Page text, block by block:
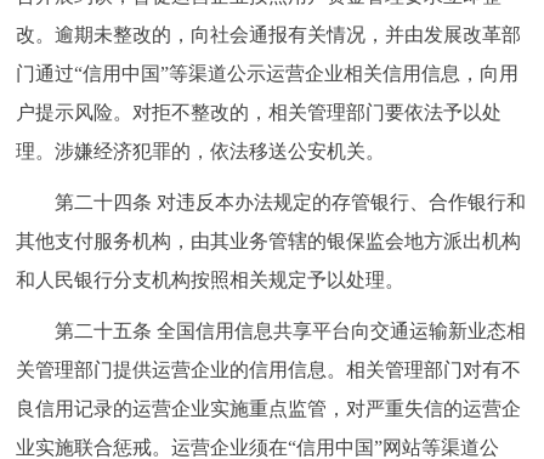
改。逾期未整改的，向社会通报有关情况，并由发展改革部
门通过“信用中国”等渠道公示运营企业相关信用信息，向用
户提示风险。对拒不整改的，相关管理部门要依法予以处
理。涉嫌经济犯罪的，依法移送公安机关。
第二十四条 对违反本办法规定的存管银行、合作银行和
其他支付服务机构，由其业务管辖的银保监会地方派出机构
和人民银行分支机构按照相关规定予以处理。
第二十五条 全国信用信息共享平台向交通运输新业态相
关管理部门提供运营企业的信用信息。相关管理部门对有不
良信用记录的运营企业实施重点监管，对严重失信的运营企
业实施联合惩戒。运营企业须在“信用中国”网站等渠道公